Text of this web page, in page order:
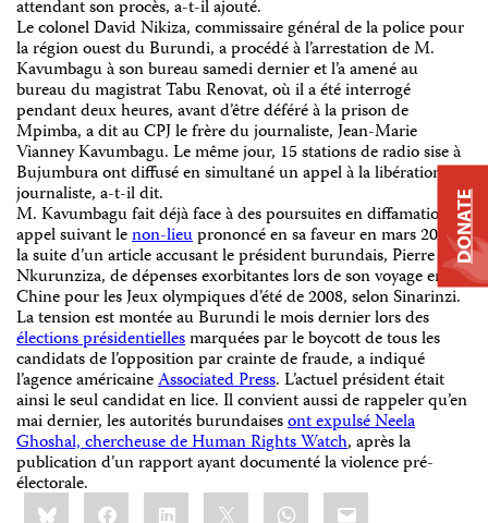
attendant son procès, a-t-il ajouté.
Le colonel David Nikiza, commissaire général de la police pour
la région ouest du Burundi, a procédé à l’arrestation de M.
Kavumbagu à son bureau samedi dernier et l’a amené au
bureau du magistrat Tabu Renovat, où il a été interrogé
pendant deux heures, avant d’être déféré à la prison de
Mpimba, a dit au CPJ le frère du journaliste, Jean-Marie
Vianney Kavumbagu. Le même jour, 15 stations de radio sise à
Bujumbura ont diffusé en simultané un appel à la libération du
journaliste, a-t-il dit.
M. Kavumbagu fait déjà face à des poursuites en diffamation en
appel suivant lenon-lieuprononcé en sa faveur en mars 2009 à
la suite d’un article accusant le président burundais, Pierre
Nkurunziza, de dépenses exorbitantes lors de son voyage en
Chine pour les Jeux olympiques d’été de 2008, selon Sinarinzi.
La tension est montée au Burundi le mois dernier lors des
élections présidentiellesmarquées par le boycott de tous les
candidats de l’opposition par crainte de fraude, a indiqué
l’agence américaineAssociated Press. L’actuel président était
ainsi le seul candidat en lice. Il convient aussi de rappeler qu’en
mai dernier, les autorités burundaisesont expulsé Neela
Ghoshal, chercheuse de Human Rights Watch, après la
publication d’un rapport ayant documenté la violence pré-
électorale.
Share
this:BlueskyFacebookLinkedIn WhatsApp
Email
DONATE